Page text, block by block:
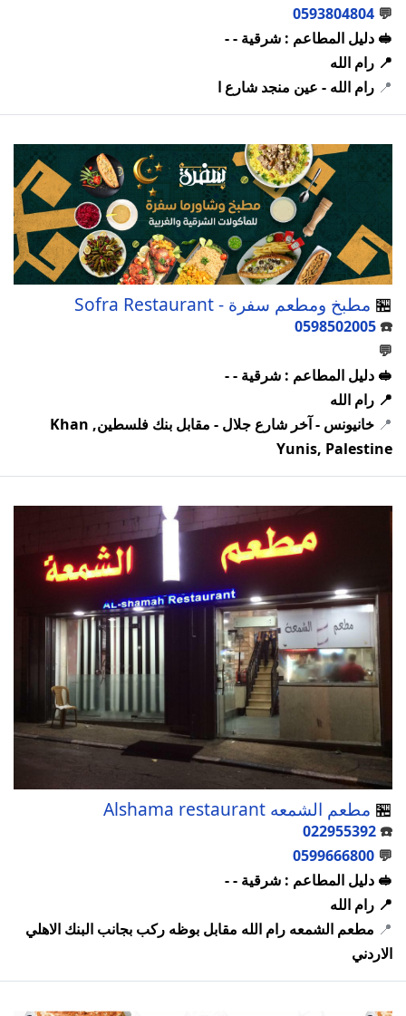
💬
0593804804
🥪 دليل المطاعم : شرقية - -
📍 رام الله
📍 رام الله - عين منجد شارع ا
🏪 مطبخ ومطعم سفرة - Sofra Restaurant
☎️
0598502005
💬
🥪 دليل المطاعم : شرقية - -
📍 رام الله
📍
خانيونس - آخر شارع جلال - مقابل بنك فلسطين, Khan
Yunis, Palestine
🏪 مطعم الشمعه Alshama restaurant
☎️
022955392
💬
0599666800
🥪 دليل المطاعم : شرقية - -
📍 رام الله
📍 مطعم الشمعه رام الله مقابل بوظه ركب بجانب البنك الاهلي
الاردني